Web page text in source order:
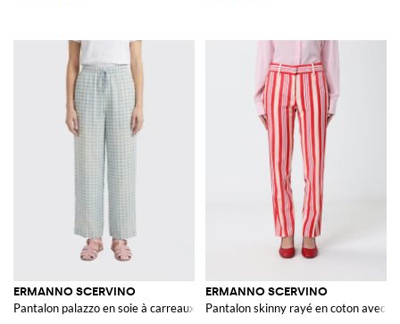
ERMANNO SCERVINO
Pantalon palazzo en soie à carreaux
ERMANNO SCERVINO
Pantalon skinny rayé en coton avec